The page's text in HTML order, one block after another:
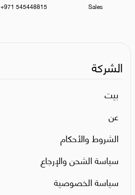
Sales
+971 545448815
الشركة
بيت
عن
الشروط والأحكام
سياسة الشحن والإرجاع
سياسة الخصوصية